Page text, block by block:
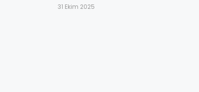
31 Ekim 2025